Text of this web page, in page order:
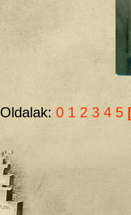
Oldalak: 0 1 2 3 4 5